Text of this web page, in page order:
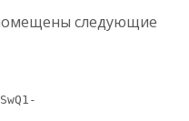
следующие